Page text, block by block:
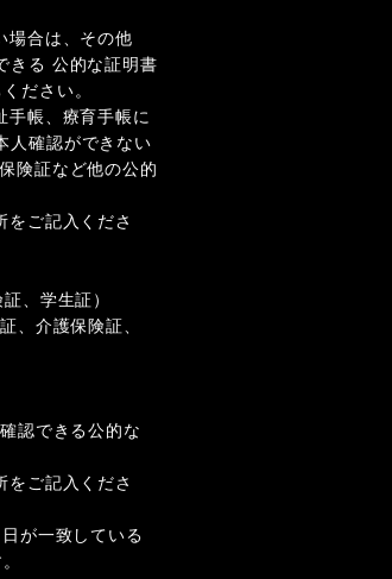
場合は、その他
きる 公的な証明書
ださい。
手帳、療育手帳に
人確認ができない
険証など他の公的
をご記入くださ
、学生証）
、介護保険証、
認できる公的な
をご記入くださ
が一致している